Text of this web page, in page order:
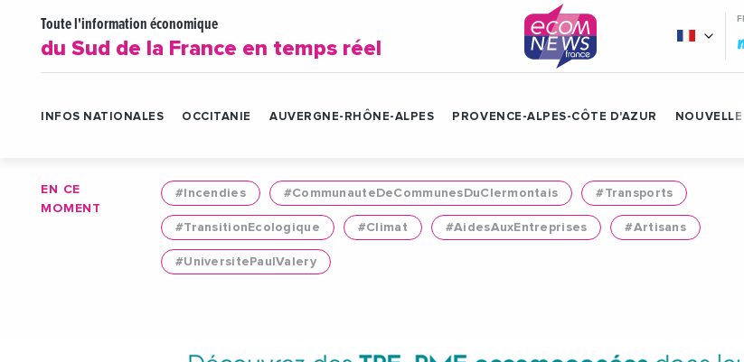
Toute l'information économique
du Sud de la France en temps réel
INFOS NATIONALES OCCITANIE AUVERGNE-RHÔNE-ALPES PROVENCE-ALPES-CÔTE D'AZUR
EN CE
MOMENT
#Incendies #CommunauteDeCommunesDuClermontais #Transports
#TransitionEcologique #Climat #AidesAuxEntreprises #Artisans
#UniversitePaulValery